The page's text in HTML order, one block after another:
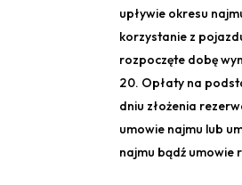
upływie okresu
korzystanie z
rozpoczęte dobę
Opłaty na
dniu złożenia
umowie najmu lub
najmu bądź umowie